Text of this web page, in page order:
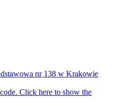
nr 138 w Krakowie
Click here to show the